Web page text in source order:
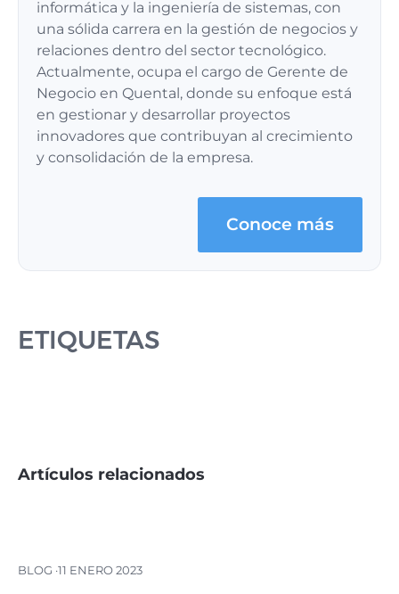
informática y la ingeniería de sistemas, con
una sólida carrera en la gestión de negocios y
relaciones dentro del sector tecnológico.
Actualmente, ocupa el cargo de Gerente de
Negocio en Quental, donde su enfoque está
en gestionar y desarrollar proyectos
innovadores que contribuyan al crecimiento
y consolidación de la empresa.
Conoce más
ETIQUETAS
Artículos relacionados
BLOG ·11 ENERO 2023